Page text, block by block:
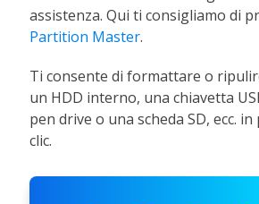
assistenza. Qui ti consigliamo di
Partition Master.
Ti consente di formattare o
un HDD interno, una chiavetta
pen drive o una scheda SD, ecc.
clic.